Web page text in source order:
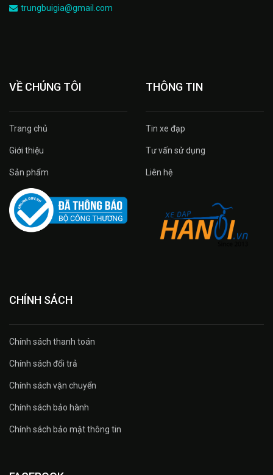
trungbuigia@gmail.com
VỀ CHÚNG TÔI
Trang chủ
Giới thiệu
Sản phẩm
THÔNG TIN
Tin xe đạp
Tư vấn sử dụng
Liên hệ
CHÍNH SÁCH
Chính sách thanh toán
Chính sách đổi trả
Chính sách vận chuyển
Chính sách bảo hành
Chính sách bảo mật thông tin